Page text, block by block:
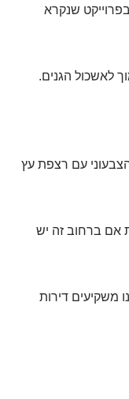
בפרוייקט שנקרא
לאשכול הגנים.
עם רצפת עץ
אם ברחוב זה יש
משקיעים דירות